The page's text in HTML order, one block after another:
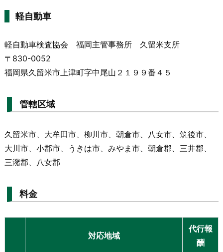
軽自動車
軽自動車検査協会 福岡主管事務所 久留米支所
〒830-0052
福岡県久留米市上津町字中尾山２１９９番４５
管轄区域
久留米市、大牟田市、柳川市、朝倉市、八女市、筑後市、
大川市、小郡市、うきは市、みやま市、朝倉郡、三井郡、
三潴郡、八女郡
料金
対応地域
代行報
酬